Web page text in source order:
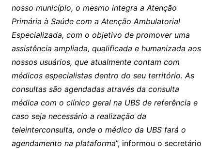
nosso município, o mesmo integra a Atenção
Primária à Saúde com a Atenção Ambulatorial
Especializada, com o objetivo de promover uma
assistência ampliada, qualificada e humanizada aos
nossos usuários, que atualmente contam com
médicos especialistas dentro do seu território. As
consultas são agendadas através da consulta
médica com o clínico geral na UBS de referência e
caso seja necessário a realização da
teleinterconsulta, onde o médico da UBS fará o
agendamento na plataforma”, informou o secretário